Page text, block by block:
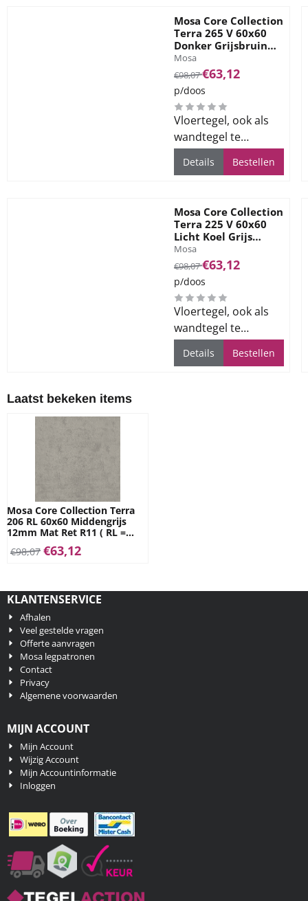
Mosa Core Collection
Terra 265 V 60x60
Donker Grijsbruin
12mm Mat Ret R10
Merk:
Mosa
Van 98,07 voor 63,12
€98,07€63,12
p/doos
Vloertegel, ook als
wandtegel te
gebruiken, voor alle
ruimtes
Details Bestellen
Mosa Core Collection
Terra 225 V 60x60
Licht Koel Grijs
12mm Mat Ret R10
Merk:
Mosa
Van 98,07 voor 63,12
€98,07€63,12
p/doos
Vloertegel, ook als
wandtegel te
gebruiken, voor alle
ruimtes
Details Bestellen
Laatst bekeken items
Mosa Core Collection Terra
206 RL 60x60 Middengrijs
12mm Mat Ret R11 ( RL =
€98,07 €63,12
KLANTENSERVICE
Afhalen
Veel gestelde vragen
Offerte aanvragen
Mosa legpatronen
Contact
Privacy
Algemene voorwaarden
MIJN ACCOUNT
Mijn Account
Wijzig Account
Mijn Accountinformatie
Inloggen